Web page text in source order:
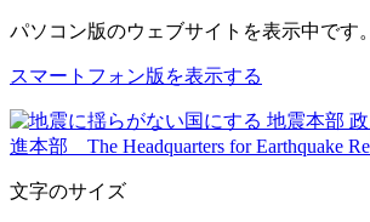
パソコン版のウェブサイトを表示中です。
スマートフォン版を表示する
文字のサイズ